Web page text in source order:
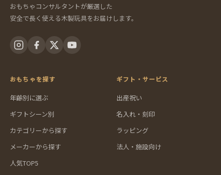
おもちゃコンサルタントが厳選した
安全で長く使える木製玩具をお届けします。
おもちゃを探す
年齢別に選ぶ
ギフトシーン別
カテゴリーから探す
メーカーから探す
人気TOP5
ギフト・サービス
出産祝い
名入れ・刻印
ラッピング
法人・施設向け